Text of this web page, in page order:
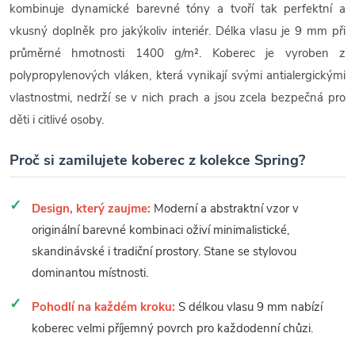
kombinuje dynamické barevné tóny a tvoří tak perfektní a
vkusný doplněk pro jakýkoliv interiér. Délka vlasu je 9 mm při
průměrné hmotnosti 1400 g/m². Koberec je vyroben z
polypropylenových vláken, která vynikají svými antialergickými
vlastnostmi, nedrží se v nich prach a jsou zcela bezpečná pro
děti i citlivé osoby.
Proč si zamilujete koberec z kolekce Spring?
Design, který zaujme: Moderní a abstraktní vzor v
originální barevné kombinaci oživí minimalistické,
skandinávské i tradiční prostory. Stane se stylovou
dominantou místnosti.
Pohodlí na každém kroku: S délkou vlasu 9 mm nabízí
koberec velmi příjemný povrch pro každodenní chůzi.